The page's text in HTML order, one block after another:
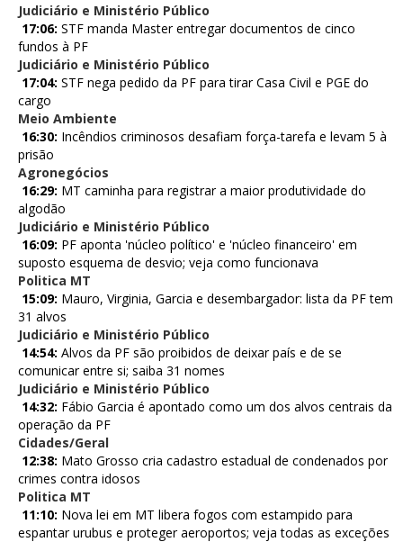
Judiciário e Ministério Público
17:06: STF manda Master entregar documentos de cinco
fundos à PF
Judiciário e Ministério Público
17:04: STF nega pedido da PF para tirar Casa Civil e PGE do
cargo
Meio Ambiente
16:30: Incêndios criminosos desafiam força-tarefa e levam 5 à
prisão
Agronegócios
16:29: MT caminha para registrar a maior produtividade do
algodão
Judiciário e Ministério Público
16:09: PF aponta 'núcleo político' e 'núcleo financeiro' em
suposto esquema de desvio; veja como funcionava
Politica MT
15:09: Mauro, Virginia, Garcia e desembargador: lista da PF tem
31 alvos
Judiciário e Ministério Público
14:54: Alvos da PF são proibidos de deixar país e de se
comunicar entre si; saiba 31 nomes
Judiciário e Ministério Público
14:32: Fábio Garcia é apontado como um dos alvos centrais da
operação da PF
Cidades/Geral
12:38: Mato Grosso cria cadastro estadual de condenados por
crimes contra idosos
Politica MT
11:10: Nova lei em MT libera fogos com estampido para
espantar urubus e proteger aeroportos; veja todas as exceções